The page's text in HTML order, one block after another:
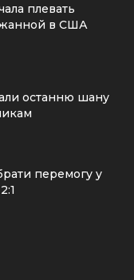
плевать
в США
останню шану
перемогу у